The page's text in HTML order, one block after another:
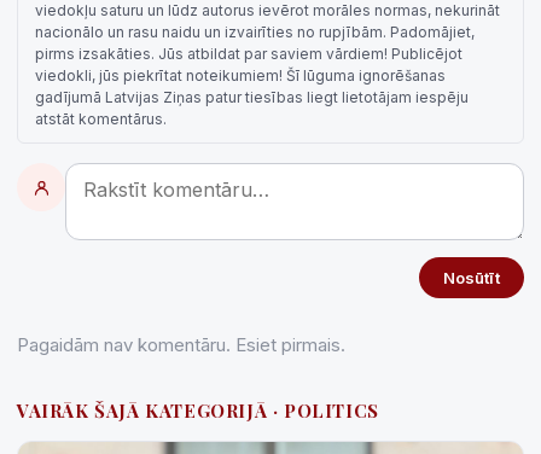
viedokļu saturu un lūdz autorus ievērot morāles normas, nekurināt
nacionālo un rasu naidu un izvairīties no rupjībām. Padomājiet,
pirms izsakāties. Jūs atbildat par saviem vārdiem! Publicējot
viedokli, jūs piekrītat noteikumiem! Šī lūguma ignorēšanas
gadījumā Latvijas Ziņas patur tiesības liegt lietotājam iespēju
atstāt komentārus.
Nosūtīt
Pagaidām nav komentāru. Esiet pirmais.
VAIRĀK ŠAJĀ KATEGORIJĀ · POLITICS